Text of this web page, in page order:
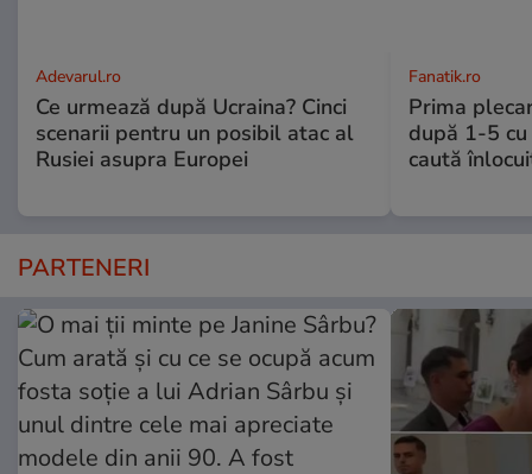
Adevarul.ro
Ce urmează după Ucraina? Cinci
scenarii pentru un posibil atac al
Rusiei asupra Europei
Fanatik.ro
Prima
după 1-5
caută
PARTENERI